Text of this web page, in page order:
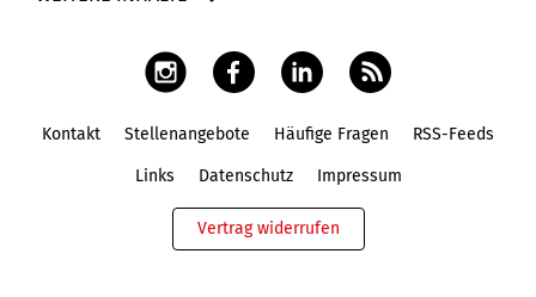
Kontakt Stellenangebote Häufige Fragen RSS-Feeds
Links Datenschutz Impressum
Vertrag widerrufen